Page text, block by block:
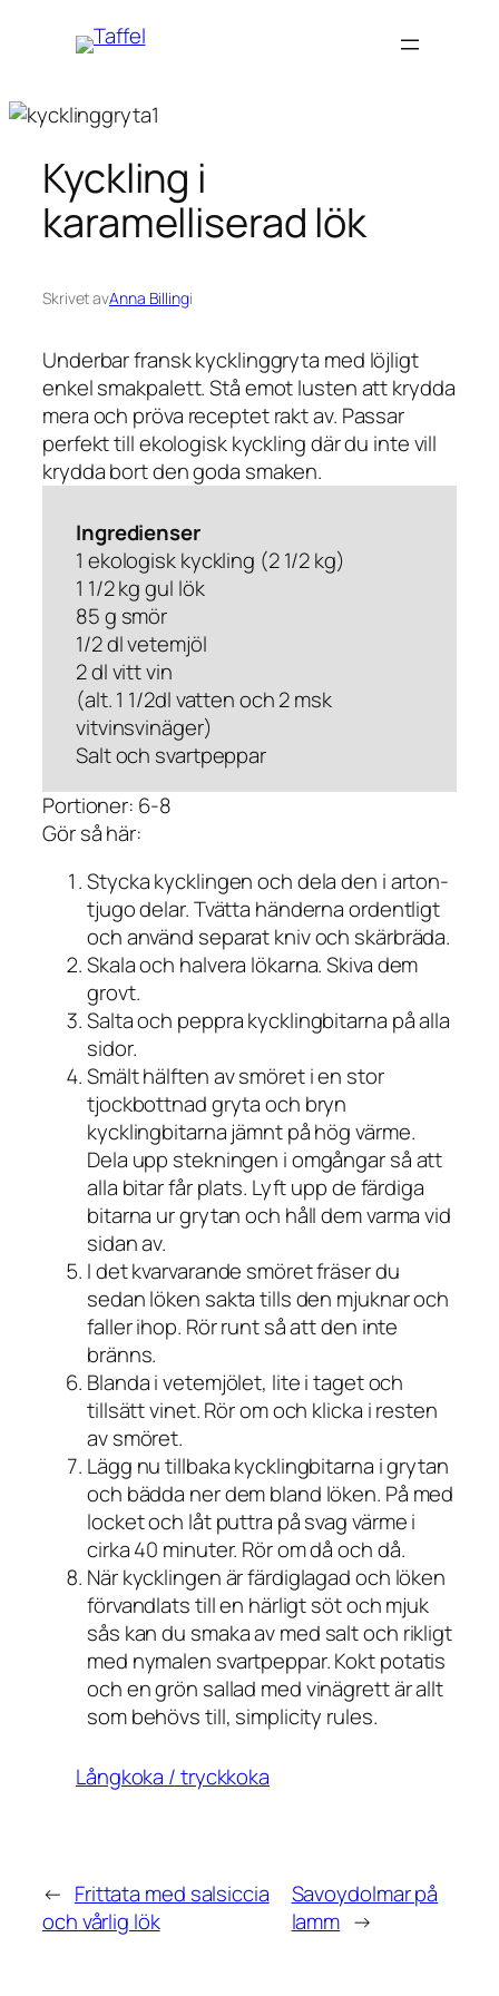
Kyckling i
karamelliserad lök
Skrivet avAnna Billingi
Underbar fransk kycklinggryta med löjligt
enkel smakpalett. Stå emot lusten att krydda
mera och pröva receptet rakt av. Passar
perfekt till ekologisk kyckling där du inte vill
krydda bort den goda smaken.
Ingredienser
1 ekologisk kyckling (2 1/2 kg)
1 1/2 kg gul lök
85 g smör
1/2 dl vetemjöl
2 dl vitt vin
(alt. 1 1/2dl vatten och 2 msk
vitvinsvinäger)
Salt och svartpeppar
Portioner: 6-8
Gör så här:
Stycka kycklingen och dela den i arton-
tjugo delar. Tvätta händerna ordentligt
och använd separat kniv och skärbräda.
Skala och halvera lökarna. Skiva dem
grovt.
Salta och peppra kycklingbitarna på alla
sidor.
Smält hälften av smöret i en stor
tjockbottnad gryta och bryn
kycklingbitarna jämnt på hög värme.
Dela upp stekningen i omgångar så att
alla bitar får plats. Lyft upp de färdiga
bitarna ur grytan och håll dem varma vid
sidan av.
I det kvarvarande smöret fräser du
sedan löken sakta tills den mjuknar och
faller ihop. Rör runt så att den inte
bränns.
Blanda i vetemjölet, lite i taget och
tillsätt vinet. Rör om och klicka i resten
av smöret.
Lägg nu tillbaka kycklingbitarna i grytan
och bädda ner dem bland löken. På med
locket och låt puttra på svag värme i
cirka 40 minuter. Rör om då och då.
När kycklingen är färdiglagad och löken
förvandlats till en härligt söt och mjuk
sås kan du smaka av med salt och rikligt
med nymalen svartpeppar. Kokt potatis
och en grön sallad med vinägrett är allt
som behövs till, simplicity rules.
Långkoka / tryckkoka
← Frittata med salsiccia
och vårlig lök
Savoydolmar på
lamm →